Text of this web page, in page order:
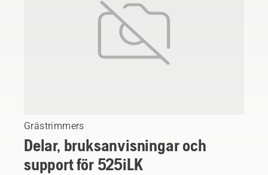
Grästrimmers
Delar, bruksanvisningar och
support för 525iLK